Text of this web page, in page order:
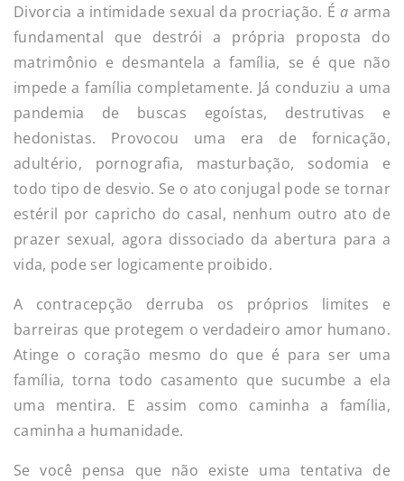
Divorcia a intimidade sexual da procriação. É a arma
fundamental que destrói a própria proposta do
matrimônio e desmantela a família, se é que não
impede a família completamente. Já conduziu a uma
pandemia de buscas egoístas, destrutivas e
hedonistas. Provocou uma era de fornicação,
adultério, pornografia, masturbação, sodomia e
todo tipo de desvio. Se o ato conjugal pode se tornar
estéril por capricho do casal, nenhum outro ato de
prazer sexual, agora dissociado da abertura para a
vida, pode ser logicamente proibido.
A contracepção derruba os próprios limites e
barreiras que protegem o verdadeiro amor humano.
Atinge o coração mesmo do que é para ser uma
família, torna todo casamento que sucumbe a ela
uma mentira. E assim como caminha a família,
caminha a humanidade.
Se você pensa que não existe uma tentativa de